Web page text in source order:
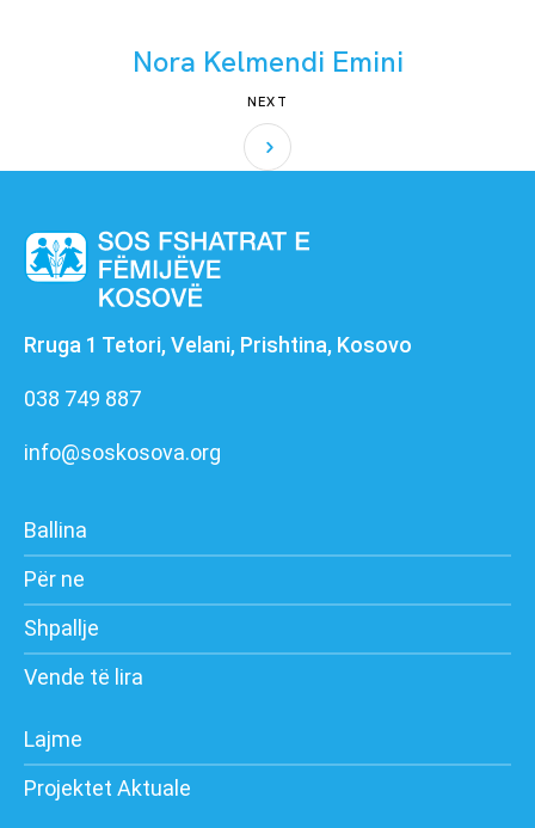
Nora Kelmendi Emini
NEXT
Rruga 1 Tetori, Velani, Prishtina, Kosovo
038 749 887
info@soskosova.org
Ballina
Për ne
Shpallje
Vende të lira
Lajme
Projektet Aktuale